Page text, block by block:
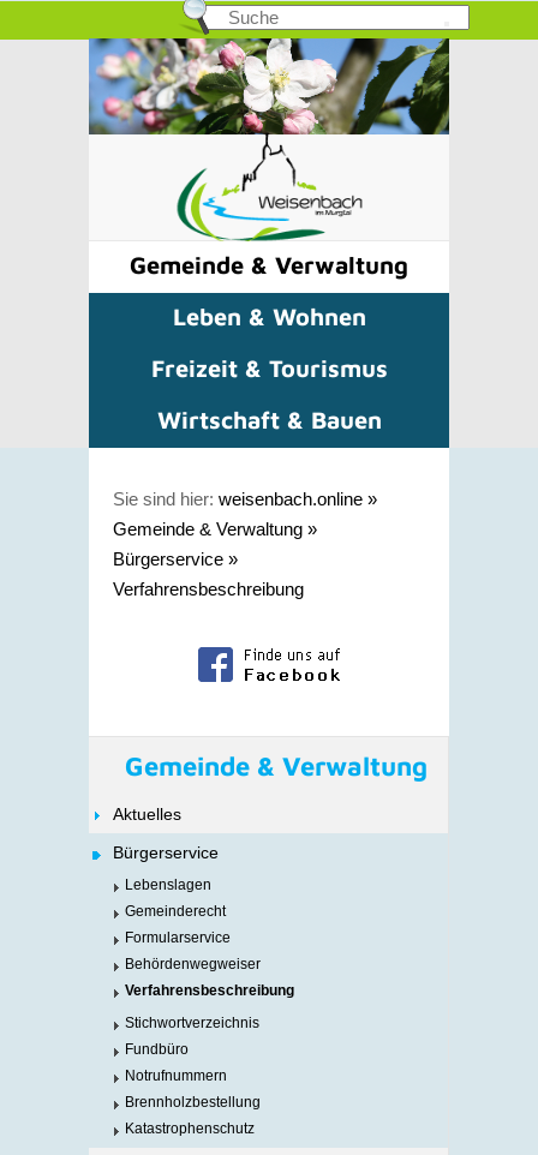
Gemeinde & Verwaltung
Leben & Wohnen
Freizeit & Tourismus
Wirtschaft & Bauen
Sie sind hier: weisenbach.online »
Gemeinde & Verwaltung »
Bürgerservice »
Verfahrensbeschreibung
Gemeinde & Verwaltung
Aktuelles
Bürgerservice
Lebenslagen
Gemeinderecht
Formularservice
Behördenwegweiser
Verfahrensbeschreibung
Stichwortverzeichnis
Fundbüro
Notrufnummern
Brennholzbestellung
Katastrophenschutz